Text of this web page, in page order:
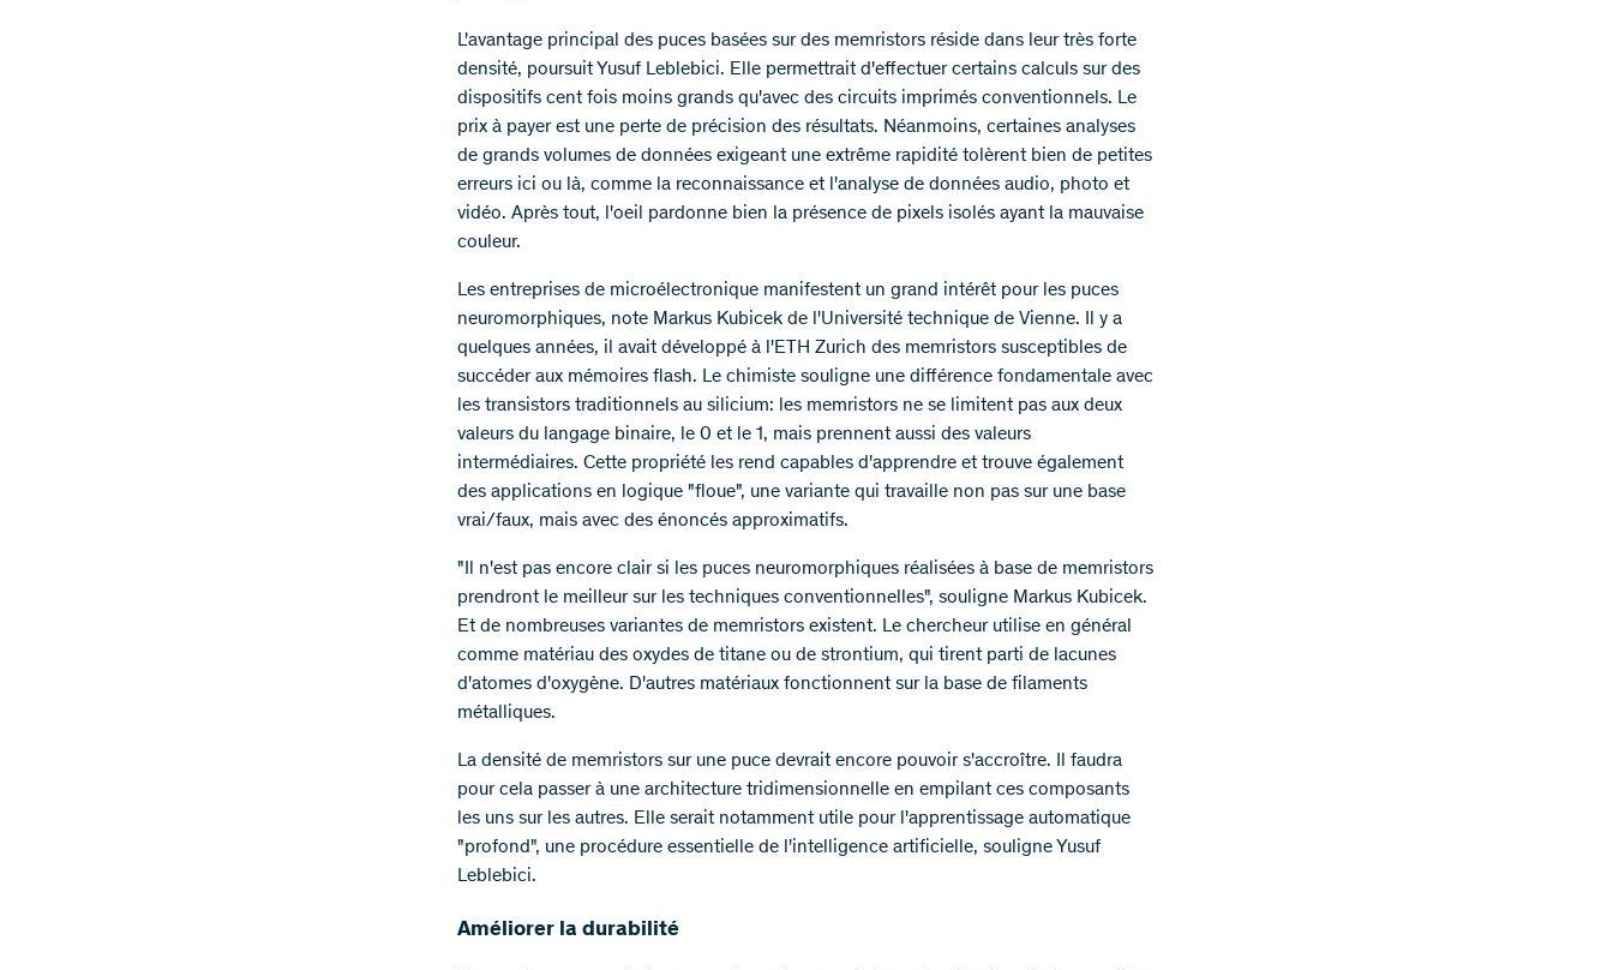
L'avantage principal des puces basées sur des memristors réside dans leur très forte
densité, poursuit Yusuf Leblebici. Elle permettrait d'effectuer certains calculs sur des
dispositifs cent fois moins grands qu'avec des circuits imprimés conventionnels. Le
prix à payer est une perte de précision des résultats. Néanmoins, certaines analyses
de grands volumes de données exigeant une extrême rapidité tolèrent bien de petites
erreurs ici ou là, comme la reconnaissance et l'analyse de données audio, photo et
vidéo. Après tout, l'oeil pardonne bien la présence de pixels isolés ayant la mauvaise
couleur.
Les entreprises de microélectronique manifestent un grand intérêt pour les puces
neuromorphiques, note Markus Kubicek de l'Université technique de Vienne. Il y a
quelques années, il avait développé à l'ETH Zurich des memristors susceptibles de
succéder aux mémoires flash. Le chimiste souligne une différence fondamentale avec
les transistors traditionnels au silicium: les memristors ne se limitent pas aux deux
valeurs du langage binaire, le 0 et le 1, mais prennent aussi des valeurs
intermédiaires. Cette propriété les rend capables d'apprendre et trouve également
des applications en logique "floue", une variante qui travaille non pas sur une base
vrai/faux, mais avec des énoncés approximatifs.
"Il n'est pas encore clair si les puces neuromorphiques réalisées à base de memristors
prendront le meilleur sur les techniques conventionnelles", souligne Markus Kubicek.
Et de nombreuses variantes de memristors existent. Le chercheur utilise en général
comme matériau des oxydes de titane ou de strontium, qui tirent parti de lacunes
d'atomes d'oxygène. D'autres matériaux fonctionnent sur la base de filaments
métalliques.
La densité de memristors sur une puce devrait encore pouvoir s'accroître. Il faudra
pour cela passer à une architecture tridimensionnelle en empilant ces composants
les uns sur les autres. Elle serait notamment utile pour l'apprentissage automatique
"profond", une procédure essentielle de l'intelligence artificielle, souligne Yusuf
Leblebici.
Améliorer la durabilité